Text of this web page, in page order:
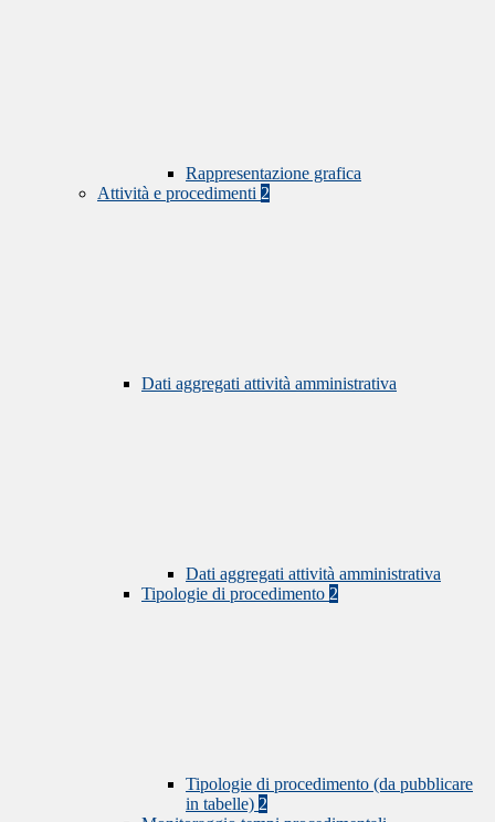
Rappresentazione grafica
Attività e procedimenti 2
Dati aggregati attività amministrativa
Dati aggregati attività amministrativa
Tipologie di procedimento 2
Tipologie di procedimento (da pubblicare
in tabelle) 2